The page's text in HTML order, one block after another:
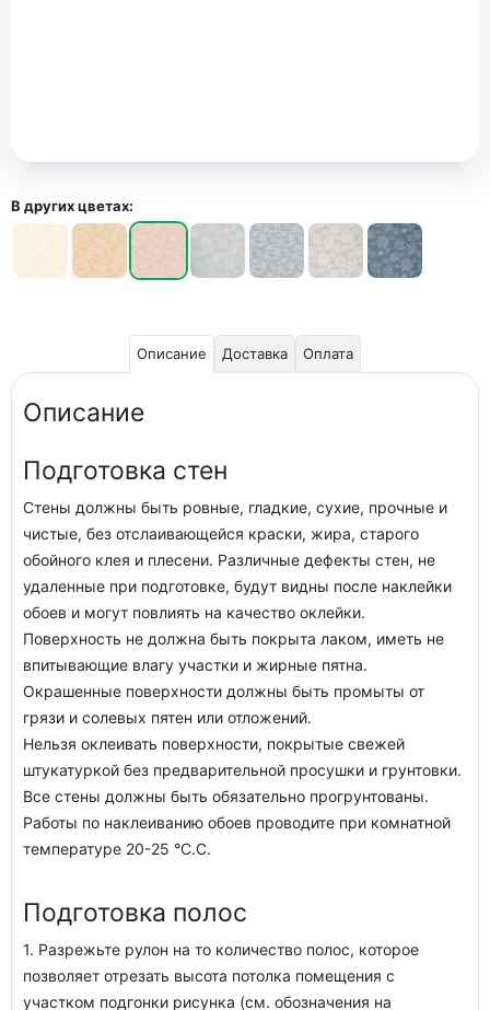
В других цветах:
Описание Доставка Оплата
Описание
Подготовка стен
Стены должны быть ровные, гладкие, сухие, прочные и
чистые, без отслаивающейся краски, жира, старого
обойного клея и плесени. Различные дефекты стен, не
удаленные при подготовке, будут видны после наклейки
обоев и могут повлиять на качество оклейки.
Поверхность не должна быть покрыта лаком, иметь не
впитывающие влагу участки и жирные пятна.
Окрашенные поверхности должны быть промыты от
грязи и солевых пятен или отложений.
Нельзя оклеивать поверхности, покрытые свежей
штукатуркой без предварительной просушки и грунтовки.
Все стены должны быть обязательно прогрунтованы.
Работы по наклеиванию обоев проводите при комнатной
температуре 20-25 °C.C.
Подготовка полос
1. Разрежьте рулон на то количество полос, которое
позволяет отрезать высота потолка помещения с
участком подгонки рисунка (см. обозначения на